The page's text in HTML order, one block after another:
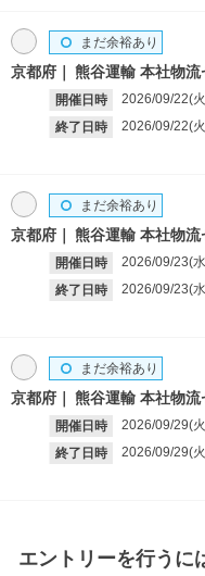
京都府 熊谷運輸 本社物流
開催日時 2026/09/22(
終了日時
2026/09/22(
まだ余裕あり
京都府 熊谷運輸 本社物流
開催日時 2026/09/23(
終了日時
2026/09/23(
まだ余裕あり
京都府 熊谷運輸 本社物流
開催日時 2026/09/29(
終了日時
2026/09/29(
まだ余裕あり
エントリーを行うに